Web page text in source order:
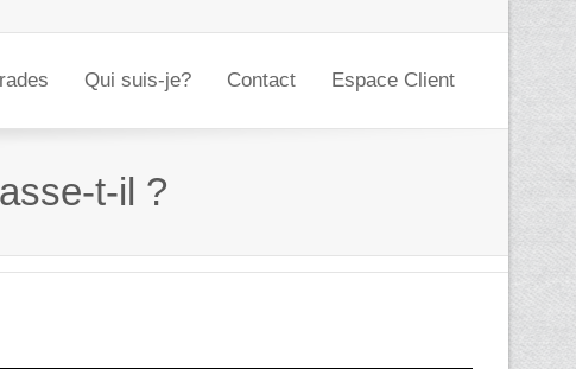
Qui suis-je? Contact Espace Client
t-il ?